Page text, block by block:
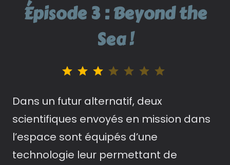
Épisode 3 : Beyond the
Sea !
Dans un futur alternatif, deux
scientifiques envoyés en mission dans
l’espace sont équipés d’une
technologie leur permettant de